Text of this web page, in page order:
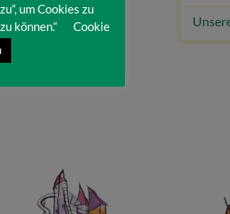
um Cookies zu
können.“
Cookie